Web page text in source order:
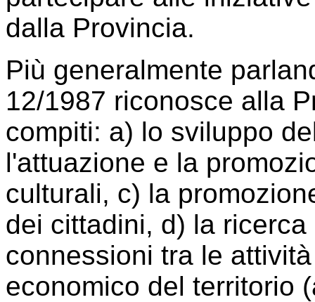
dalla Provincia.
Più generalmente
12/1987 riconosce alla
compiti: a) lo sviluppo
l'attuazione e la
culturali, c) la
dei cittadini, d) la
connessioni tra le
economico del territorio